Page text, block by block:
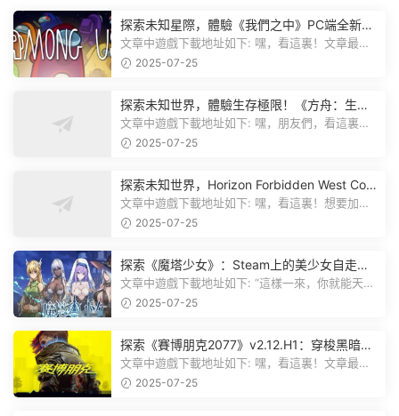
探索未知星際，體驗《我們之中》PC端全新版
本
文章中遊戲下載地址如下: 嘿，看這裏！文章最後
有個圖片，點一下就能加入我們遊...
2025-07-25
探索未知世界，體驗生存極限！《方舟：生存
飛升》v38.9中文版全新升級！
文章中遊戲下載地址如下: 嘿，朋友們，看這裏！
《方舟：生存飛升》這個遊戲超火...
2025-07-25
探索未知世界，Horizon Forbidden West Com
plete Edition正式發布！
文章中遊戲下載地址如下: 嘿，看這裏！想要加入
遊戲資源分享群，就點文章最後那...
2025-07-25
探索《魔塔少女》：Steam上的美少女自走
棋，戰鬥與策略的雙重盛宴！
文章中遊戲下載地址如下: “這樣一來，你就能天天
2025-07-25
探索《賽博朋克2077》v2.12.H1：穿梭黑暗都
市，感受未來世界的震撼
文章中遊戲下載地址如下: 嘿，看這裏！文章最後
有個圖片，點一下就能加入我們的...
2025-07-25